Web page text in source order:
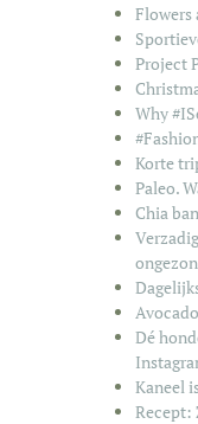
Flowers
Project
Why
Korte
Paleo.
Chia
Dé
Kaneel
Recept: